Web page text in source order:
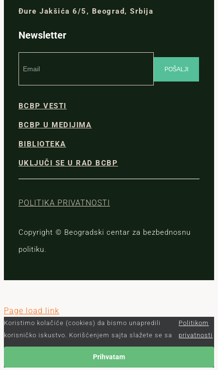
Đure Jakšića 6/5, Beograd, Srbija
Newsletter
BCBP VESTI
BCBP U MEDIJIMA
BIBLIOTEKA
UKLJUČI SE U RAD BCBP
POLITIKA PRIVATNOSTI
Copyright © Beogradski centar za bezbednosnu
politiku.
Page load link
Koristimo kolačiće (cookies) da bismo unapredili
korisničko iskustvo. Korišćenjem sajta slažete se sa
Politikom
privatnosti
Prihvatam